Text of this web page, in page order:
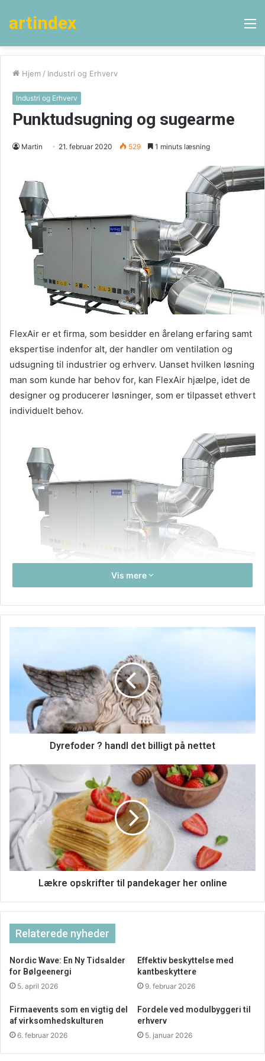
artindex
Hjem / Industri og Erhverv
Industri og Erhverv
Punktudsugning og sugearme
Martin 21. februar 2020 529 1 minuts læsning
FlexAir er et firma, som besidder en årelang erfaring samt
ekspertise indenfor alt, der handler om ventilation og
udsugning til industrier og erhverv. Uanset hvilken løsning
man som kunde har behov for, kan FlexAir hjælpe, idet de
designer og producerer løsninger, som er tilpasset ethvert
individuelt behov.
lidt af en jungle at finde ud af. Det kan det især, fordi der
findes adskillige regler og regulativer, som skal
godkendt arbejdsplads, men også fordi man sikrer en
sikkerhedsmæssig godkendt arbejdsplads. Synes man
som virksomhed, at det er svært at finde rundt i, kan
FlexAir også fungerer som sparringspartner på området,
og der er derfor også her hjælp at hente fra FlexAir.
Da ikke to virksomheder er ens, tilbyder FlexAir at man
som virksomhed kan få besøg af de dygtige og yderst
kompetente rådgivere, som arbejder hos FlexAir. Ved at
konsulenterne kommer på besøg på virksomheden, kan de
få en idé om, hvad det er for en type virksomhed og i langt
højere grad vurdere, hvad det er for en løsning, der passer
til netop dén virksomhed. Det sikrer, at løsningen kommer
til at tilsvare de specifikke ønsker og behov i den givne
dette helt gratis og der følger ingen yderligere
forpligtelser med.
Vis mere
Dyrefoder ? handl det billigt på nettet
Lækre opskrifter til pandekager her online
Relaterede nyheder
Nordic Wave: En Ny Tidsalder
for Bølgeenergi
5. april 2026
Effektiv beskyttelse med
kantbeskyttere
9. februar 2026
Firmaevents som en vigtig del
af virksomhedskulturen
6. februar 2026
Fordele ved modulbyggeri til
erhverv
5. januar 2026